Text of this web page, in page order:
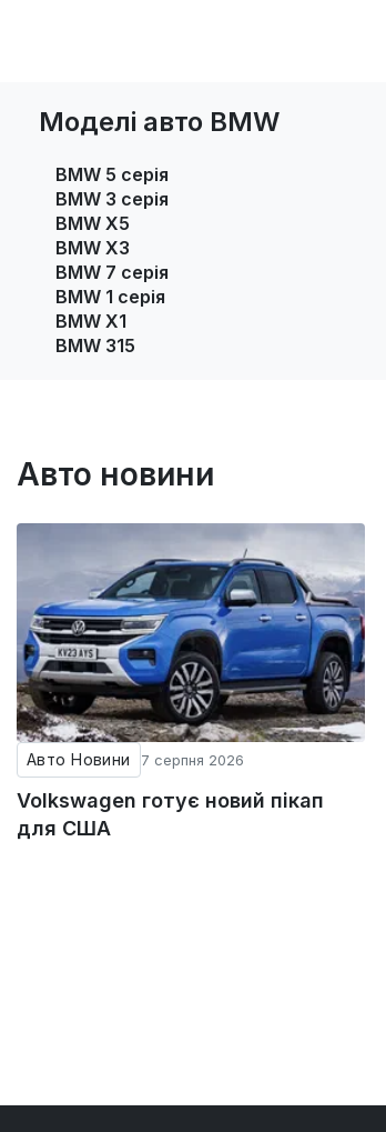
Моделі авто BMW
BMW 5 серія
BMW 3 серія
BMW X5
BMW X3
BMW 7 серія
BMW 1 серія
BMW X1
BMW 315
Авто новини
Авто Новини 7 серпня 2026
Volkswagen готує новий пікап
для США